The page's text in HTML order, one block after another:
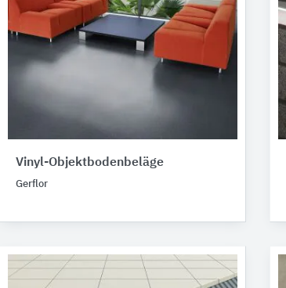
Vinyl-Objektbodenbeläge
Gerflor